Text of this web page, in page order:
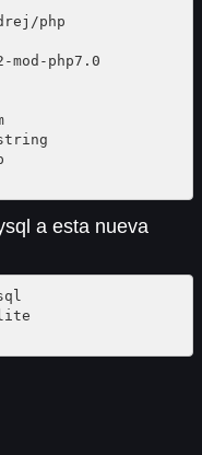
php
php7.0
a esta nueva